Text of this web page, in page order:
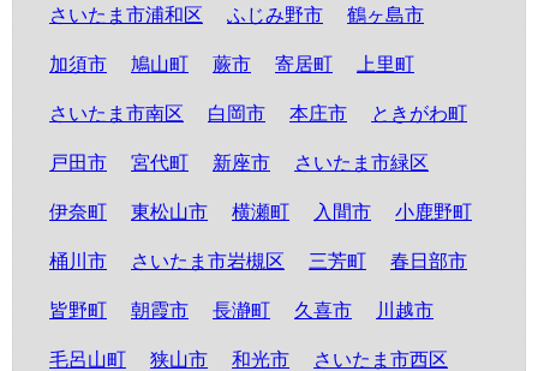
さいたま市浦和区 ふじみ野市 鶴ヶ島市
加須市 鳩山町 蕨市 寄居町 上里町
さいたま市南区 白岡市 本庄市 ときがわ町
戸田市 宮代町 新座市 さいたま市緑区
伊奈町 東松山市 横瀬町 入間市 小鹿野町
桶川市 さいたま市岩槻区 三芳町 春日部市
皆野町 朝霞市 長瀞町 久喜市 川越市
毛呂山町 狭山市 和光市 さいたま市西区